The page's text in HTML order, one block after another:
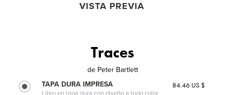
VISTA PREVIA
Traces
de Peter Bartlett
TAPA DURA IMPRESA
84.46 US $